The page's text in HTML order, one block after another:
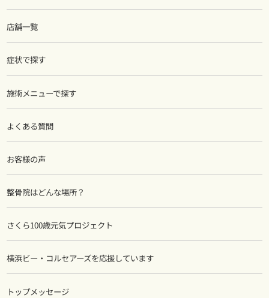
店舗一覧
症状で探す
施術メニューで探す
よくある質問
お客様の声
整骨院はどんな場所？
さくら100歳元気プロジェクト
横浜ビー・コルセアーズを応援しています
トップメッセージ